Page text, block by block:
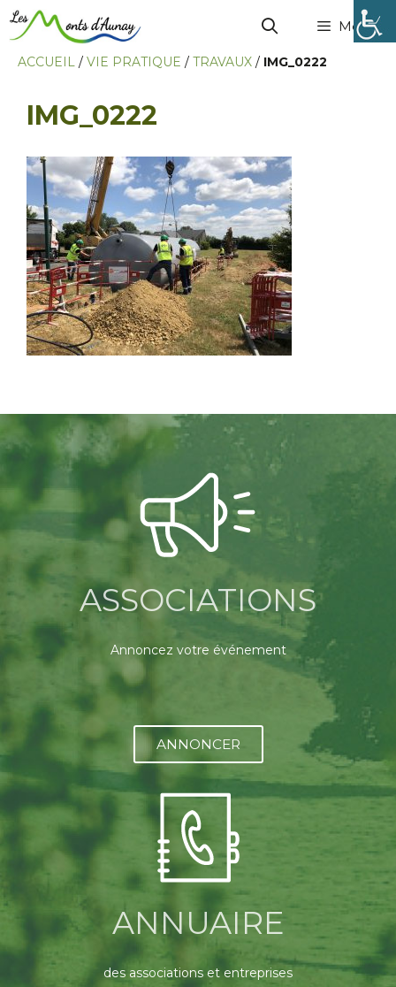
Menu
ACCUEIL / VIE PRATIQUE / TRAVAUX / IMG_0222
IMG_0222
ASSOCIATIONS
Annoncez votre événement
ANNONCER
ANNUAIRE
des associations et entreprises